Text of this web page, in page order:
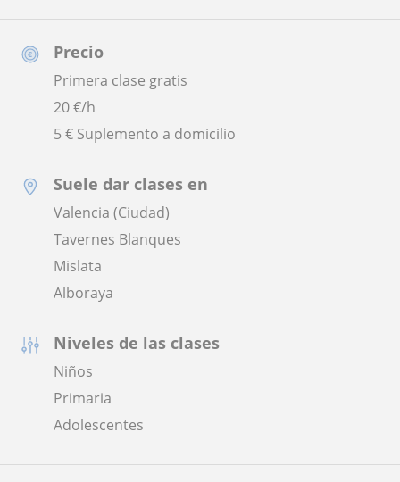
Precio
Primera clase gratis
20€/h
5 € Suplemento a domicilio
Suele dar clases en
Valencia (Ciudad)
Tavernes Blanques
Mislata
Alboraya
Niveles de las clases
Niños
Primaria
Adolescentes